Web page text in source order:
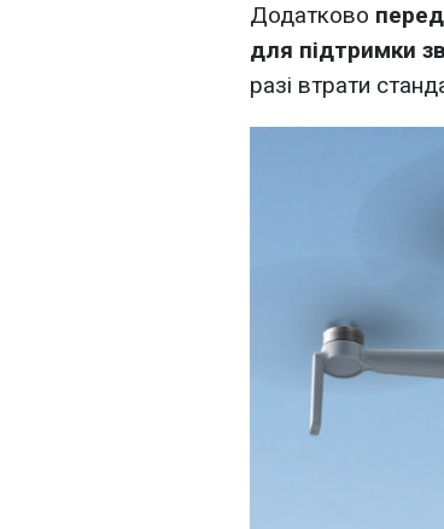
Додатково
для підтримки
разі втрати